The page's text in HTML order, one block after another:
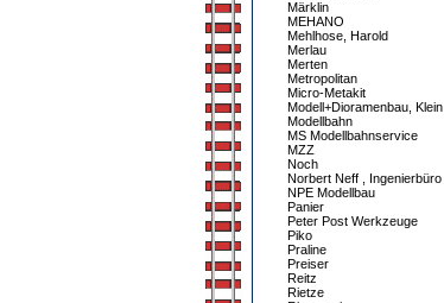
Märklin
MEHANO
Mehlhose, Harold
Merlau
Merten
Metropolitan
Micro-Metakit
Modell+Dioramenbau, Klein
Modellbahn
MS Modellbahnservice
MZZ
Noch
Norbert Neff , Ingenierbüro
NPE Modellbau
Panier
Peter Post Werkzeuge
Piko
Praline
Preiser
Reitz
Rietze